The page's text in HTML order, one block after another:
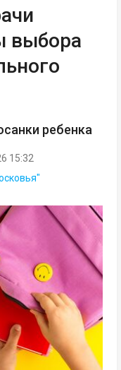
выбора
ребенка
15:32